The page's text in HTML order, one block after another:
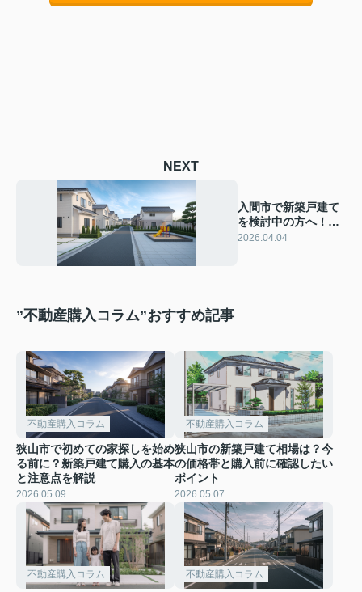
NEXT
入間市で新築戸建て
を検討中の方へ！小
学校中学校の学区と
2026.04.04
”不動産購入コラム”おすすめ記事
不動産購入コラム
狭山市で初めての家探しを始め
る前に？新築戸建て購入の基本
と注意点を解説
2026.05.09
不動産購入コラム
狭山市の新築戸建て相場は？今
の価格帯と購入前に確認したい
ポイント
2026.05.07
不動産購入コラム 不動産購入コラム